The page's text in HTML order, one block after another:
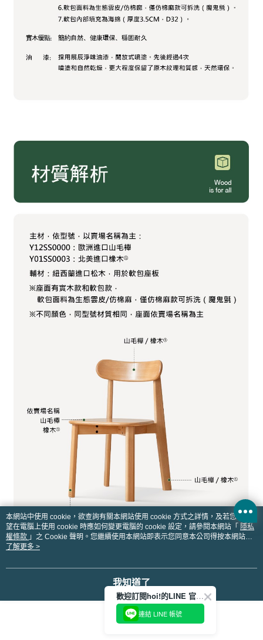
本網站中使用 cookie，欲查詢有關本網站使用 cookie 方式之詳情，及若您不希
望在電腦上使用 cookie 時應如何變更電腦的 cookie 設定，請參閱本網站「 隱私
權條款 」之 Cookie 聲明。您繼續使用本網站即表示您同意本公司得按本網站使
用條款之 Cookie 聲明使用 cookie。
了解更多 >
我知道了
歡迎訂閱hoi!的LINE 官方帳號
連結 LINE 帳號